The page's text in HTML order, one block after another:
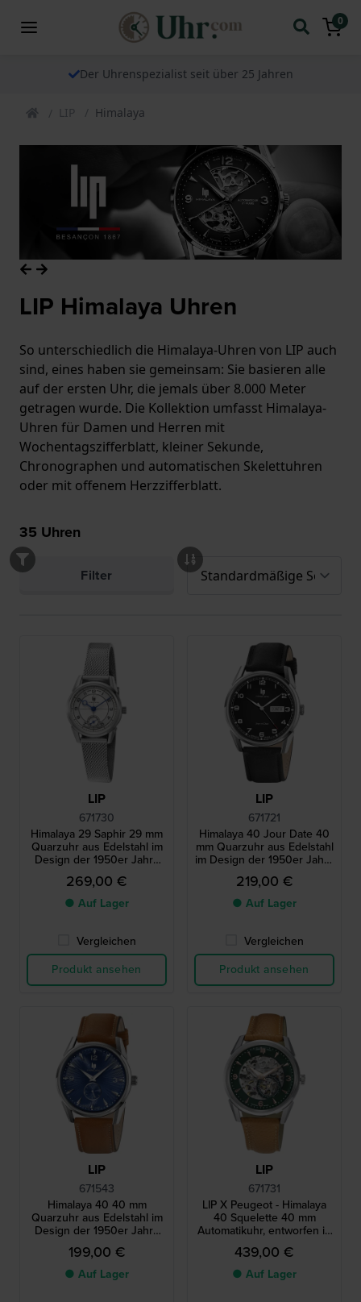
0
Der Uhrenspezialist seit über 25 Jahren
LIP Himalaya
LIP Himalaya Uhren
So unterschiedlich die Himalaya-Uhren von LIP auch
sind, eines haben sie gemeinsam: Sie basieren alle
auf der ersten Uhr, die jemals über 8.000 Meter
getragen wurde. Die Kollektion umfasst Himalaya-
Uhren für Damen und Herren mit
Wochentagszifferblatt, kleiner Sekunde,
Chronographen und automatischen Skelettuhren
oder mit offenem Herzzifferblatt.
35 Uhren
Filter
LIP
671730
Himalaya 29 Saphir 29 mm
Quarzuhr aus Edelstahl im
Design der 1950er Jahre
mit Schweizer Uhrwerk
269,00 €
● Auf Lager
Vergleichen
Produkt ansehen
LIP
671721
Himalaya 40 Jour Date 40
mm Quarzuhr aus Edelstahl
im Design der 1950er Jahre
mit Tagesdatum
219,00 €
● Auf Lager
Vergleichen
Produkt ansehen
LIP
671543
Himalaya 40 40 mm
Quarzuhr aus Edelstahl im
Design der 1950er Jahre
mit Schweizer Uhrwerk
199,00 €
● Auf Lager
LIP
671731
LIP X Peugeot - Himalaya
40 Squelette 40 mm
Automatikuhr, entworfen in
Zusammenarbeit mit
Peugeot Motocycles
439,00 €
● Auf Lager